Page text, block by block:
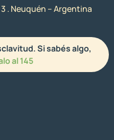
. Neuquén – Argentina
Si sabés algo,
al 145